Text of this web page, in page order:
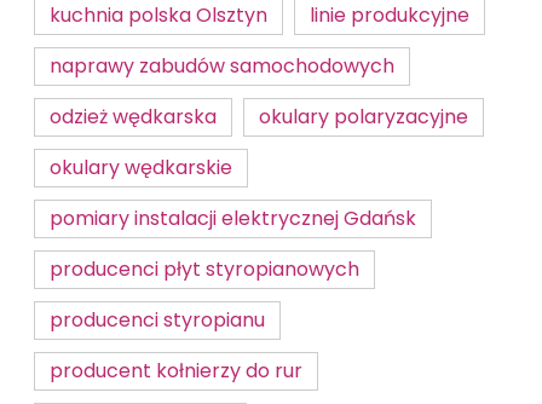
kuchnia polska Olsztyn
linie produkcyjne
naprawy zabudów samochodowych
odzież wędkarska
okulary polaryzacyjne
okulary wędkarskie
pomiary instalacji elektrycznej Gdańsk
producenci płyt styropianowych
producenci styropianu
producent kołnierzy do rur